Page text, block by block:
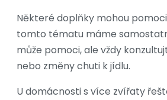
Některé doplňky mohou
tomto tématu máme
může pomoci, ale vždy
nebo změny chuti k jídlu.
U domácnosti s více zvířaty